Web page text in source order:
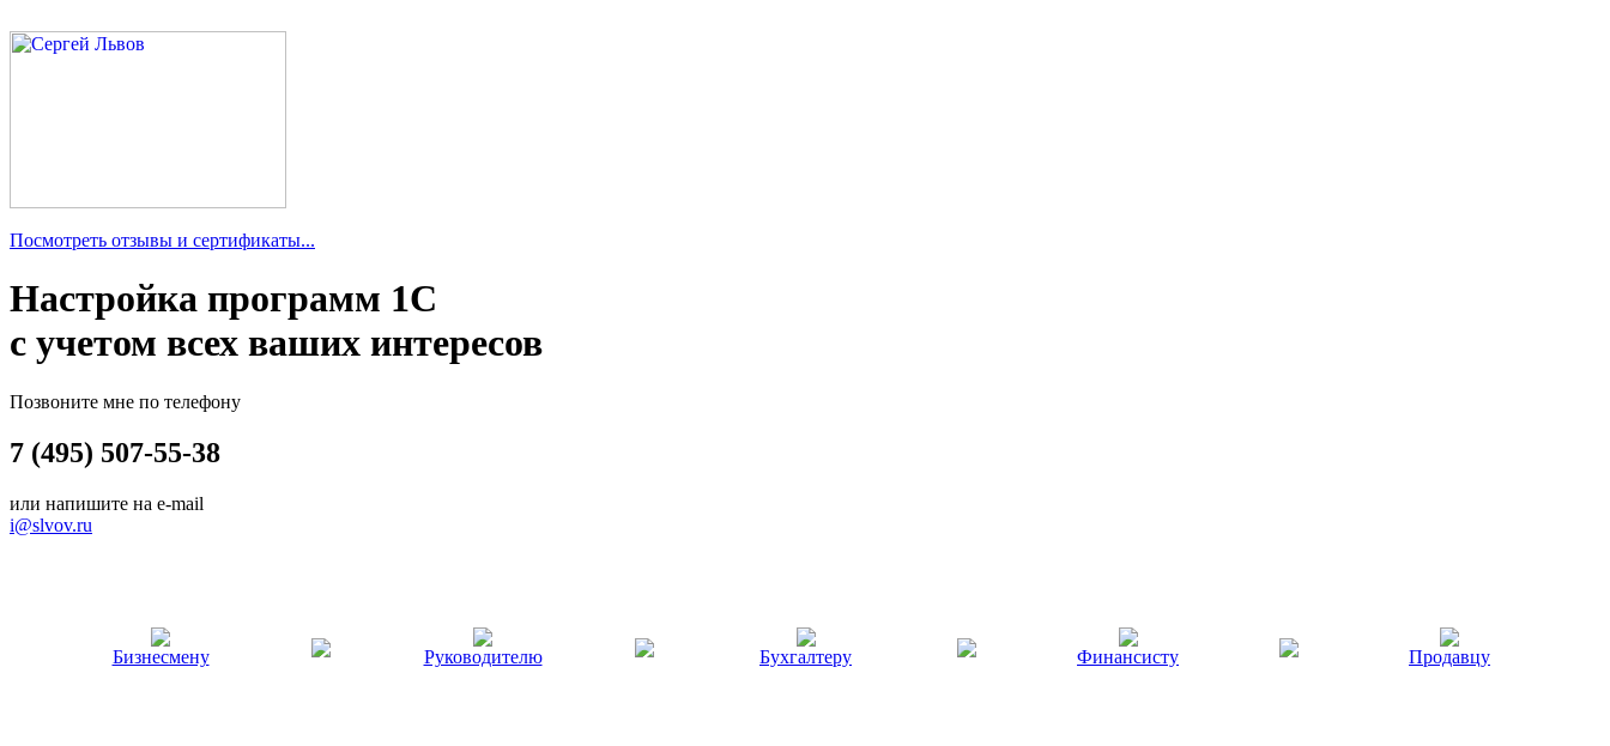
Посмотреть отзывы и сертификаты...
Настройка программ 1С
с учетом всех ваших интересов
Позвоните мне по телефону
7 (495) 507-55-38
или напишите на e-mail
i@slvov.ru
Бизнесмену Руководителю Бухгалтеру Финансисту Продавцу